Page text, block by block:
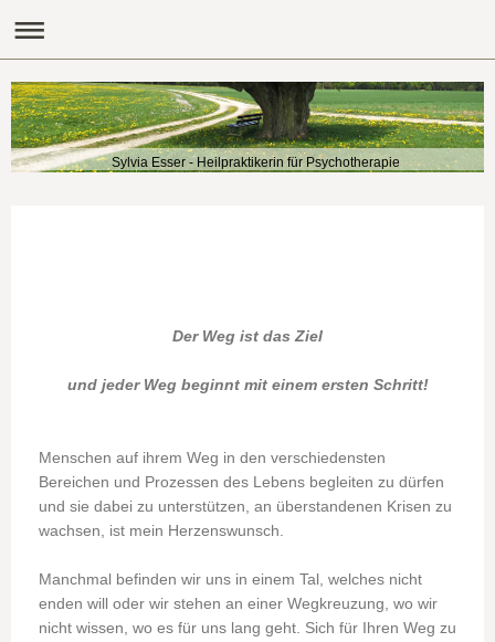
Sylvia Esser - Heilpraktikerin für Psychotherapie
Der Weg ist das Ziel
und jeder Weg beginnt mit einem ersten Schritt!
Menschen auf ihrem Weg in den verschiedensten
Bereichen und Prozessen des Lebens begleiten zu dürfen
und sie dabei zu unterstützen, an überstandenen Krisen zu
wachsen, ist mein Herzenswunsch.
Manchmal befinden wir uns in einem Tal, welches nicht
enden will oder wir stehen an einer Wegkreuzung, wo wir
nicht wissen, wo es für uns lang geht. Sich für Ihren Weg zu